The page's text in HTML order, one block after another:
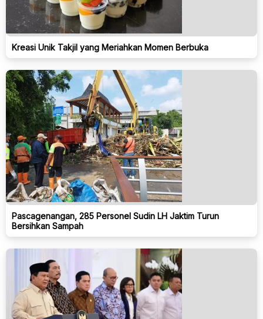
Kreasi Unik Takjil yang Meriahkan Momen Berbuka
Pascagenangan, 285 Personel Sudin LH Jaktim Turun
Bersihkan Sampah